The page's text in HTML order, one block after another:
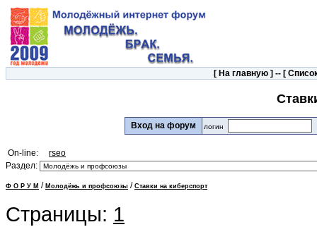
[ На главную] -- [
Вход на форум логин
On-line:
rseo
Раздел:
Ф О Р У М / Молодёжь и профсоюзы / Ставки на киберспорт
Страницы: 1